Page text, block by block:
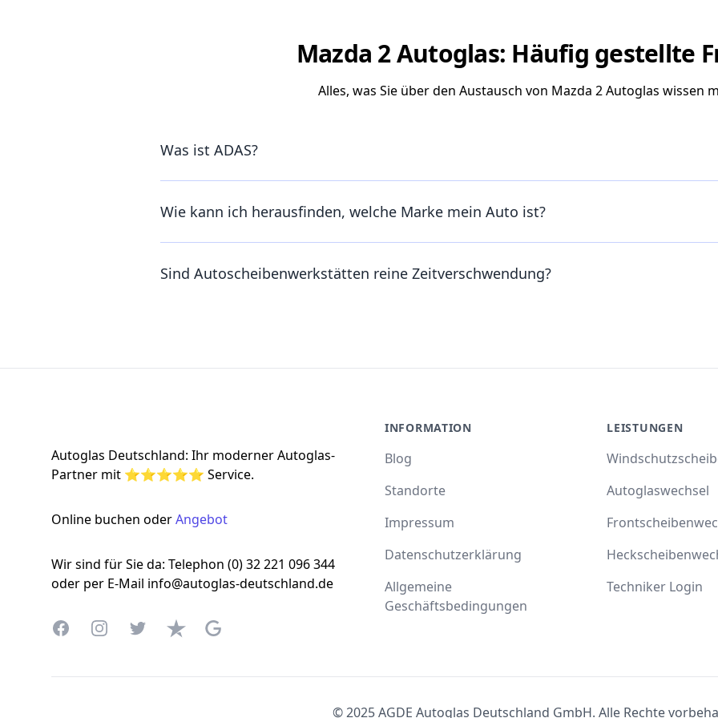
Mazda 2 Autoglas: Häufig gestellte
Alles, was Sie über den Austausch von Mazda 2 Autoglas wissen
Was ist ADAS?
Wie kann ich herausfinden, welche Marke mein Auto ist?
Sind Autoscheibenwerkstätten reine Zeitverschwendung?
Autoglas Deutschland: Ihr moderner Autoglas-
Partner mit ⭐⭐⭐⭐⭐ Service.
Online buchen oderAngebot
Wir sind für Sie da: Telephon (0) 32 221 096 344
oder per E-Mail info@autoglas-deutschland.de
FacebookInstagramTwitterTrustpilotGoogle Business Profile
INFORMATION
Blog
Standorte
Impressum
Datenschutzerklärung
Allgemeine
Geschäftsbedingungen
LEISTUNGEN
Autoglaswechsel
Techniker Login
© 2025 AGDE Autoglas Deutschland GmbH. Alle Rechte